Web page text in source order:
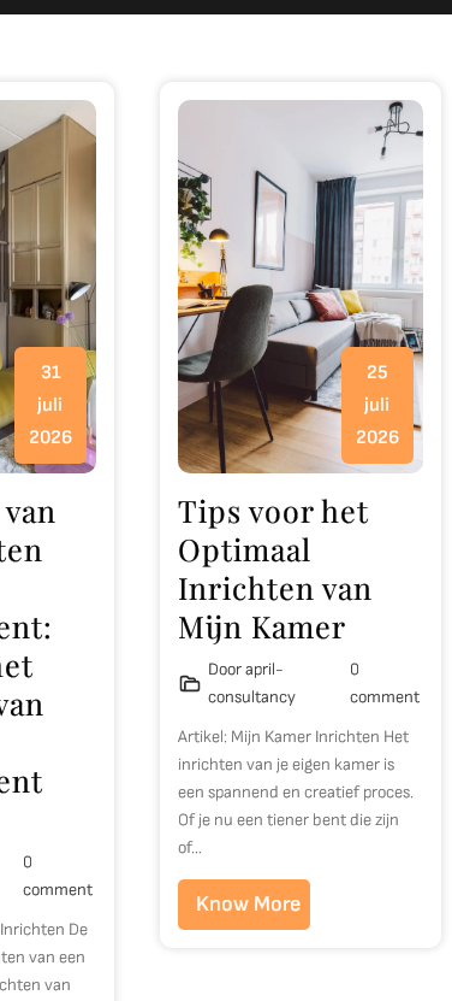
31
juli
2026
0
comment
De
van een
van
25
juli
2026
Tips voor het
Optimaal
Inrichten van
Mijn Kamer
Door april-
consultancy
0
comment
Artikel: Mijn Kamer Inrichten Het
inrichten van je eigen kamer is
een spannend en creatief proces.
Of je nu een tiener bent die zijn
of…
Know More